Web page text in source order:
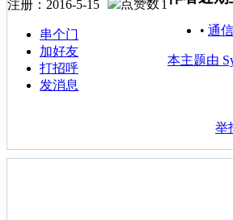
注册：2016-5-15 1
串个门
加好友
打招呼
发消息
• 通
本主题由
举